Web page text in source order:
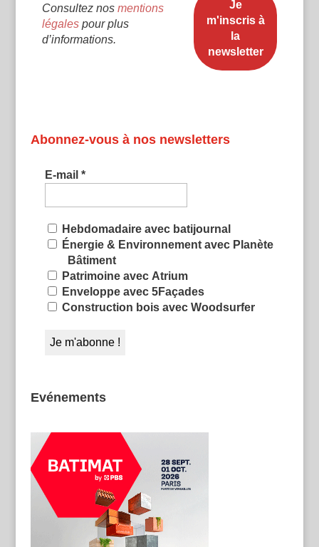
Consultez nos mentions
légalespour plus
d’informations.
Abonnez-vous à nos newsletters
E-mail *
Hebdomadaire avec batijournal
Énergie & Environnement avec Planète
Bâtiment
Patrimoine avec Atrium
Enveloppe avec 5Façades
Construction bois avec Woodsurfer
Evénements